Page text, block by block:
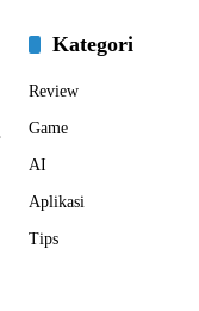
Kategori
Review
Game
AI
Aplikasi
Tips